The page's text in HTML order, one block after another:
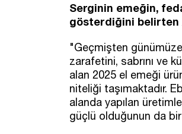
Serginin emeğin,
gösterdiğini belirten
"Geçmişten
zarafetini, sabrını ve
alan 2025 el emeği
niteliği taşımaktadır.
alanda yapılan
güçlü olduğunun da